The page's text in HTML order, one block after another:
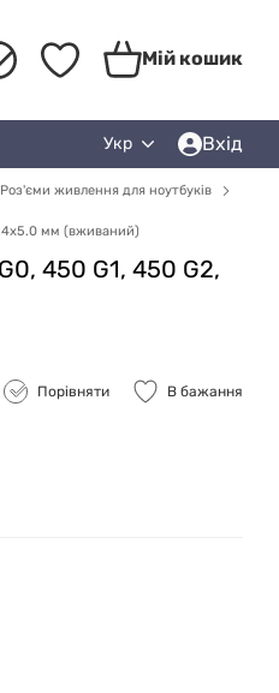
Мій кошик
Укр Вхід
Роз'єми живлення для ноутбуків
мм (вживаний)
450 G1, 450 G2,
Порівняти В бажання